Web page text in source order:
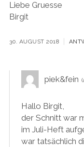
Liebe Gruesse
Birgit
30. AUGUST 2018
piek&fein
Hallo Birgit,
der Schnitt war
im Juli-Heft
war tatsächlich